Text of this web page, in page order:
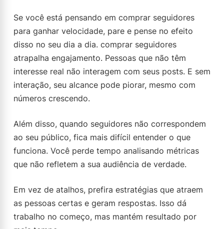
Se você está pensando em comprar seguidores
para ganhar velocidade, pare e pense no efeito
disso no seu dia a dia. comprar seguidores
atrapalha engajamento. Pessoas que não têm
interesse real não interagem com seus posts. E sem
interação, seu alcance pode piorar, mesmo com
números crescendo.
Além disso, quando seguidores não correspondem
ao seu público, fica mais difícil entender o que
funciona. Você perde tempo analisando métricas
que não refletem a sua audiência de verdade.
Em vez de atalhos, prefira estratégias que atraem
as pessoas certas e geram respostas. Isso dá
trabalho no começo, mas mantém resultado por